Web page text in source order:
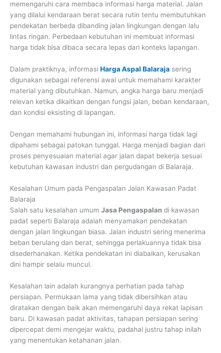
memengaruhi cara membaca informasi harga material. Jalan
yang dilalui kendaraan berat secara rutin tentu membutuhkan
pendekatan berbeda dibanding jalan lingkungan dengan lalu
lintas ringan. Perbedaan kebutuhan ini membuat informasi
harga tidak bisa dibaca secara lepas dari konteks lapangan.
Dalam praktiknya, informasi Harga Aspal Balaraja sering
digunakan sebagai referensi awal untuk memahami karakter
material yang dibutuhkan. Namun, angka harga baru menjadi
relevan ketika dikaitkan dengan fungsi jalan, beban kendaraan,
dan kondisi eksisting di lapangan.
Dengan memahami hubungan ini, informasi harga tidak lagi
dipahami sebagai patokan tunggal. Harga menjadi bagian dari
proses penyesuaian material agar jalan dapat bekerja sesuai
kebutuhan kawasan industri dan pergudangan di Balaraja.
Kesalahan Umum pada Pengaspalan Jalan Kawasan Padat
Balaraja
Salah satu kesalahan umum Jasa Pengaspalan di kawasan
padat seperti Balaraja adalah menyamakan pendekatan
dengan jalan lingkungan biasa. Jalan industri sering menerima
beban berulang dan berat, sehingga perlakuannya tidak bisa
disederhanakan. Ketika pendekatan ini diabaikan, kerusakan
dini hampir selalu muncul.
Kesalahan lain adalah kurangnya perhatian pada tahap
persiapan. Permukaan lama yang tidak dibersihkan atau
diratakan dengan baik akan memengaruhi daya rekat lapisan
baru. Di kawasan padat aktivitas, tahapan persiapan sering
dipercepat demi mengejar waktu, padahal justru tahap inilah
yang menentukan ketahanan jalan.